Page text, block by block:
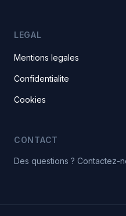
LEGAL
Mentions legales
Confidentialite
Cookies
CONTACT
Des questions ? Contactez-